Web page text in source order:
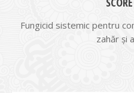
Fungicid sistemic pentru
zahăr şi